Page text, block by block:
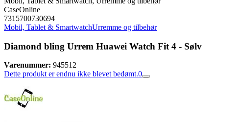
CaseOnline
7315700730694
Mobil, Tablet & SmartwatchUrremme og tilbehør
Diamond bling Urrem Huawei Watch Fit 4 - Sølv
Varenummer: 945512
Dette produkt er endnu ikke blevet bedømt.0